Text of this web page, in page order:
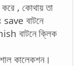
, কোথায় তা
save বাটনে
বাটনে ক্লিক
কালেকশন।